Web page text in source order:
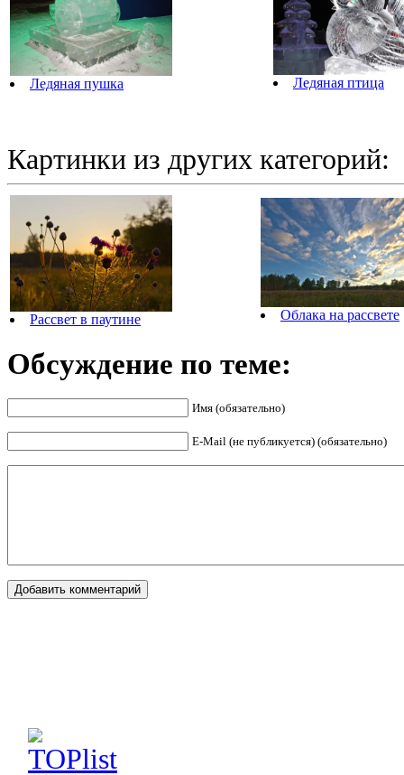
Ледяная пушка Ледяная птица
Картинки из других категорий:
Рассвет в паутине Облака на рассвете
Обсуждение по теме:
Имя (обязательно)
E-Mail (не публикуется) (обязательно)